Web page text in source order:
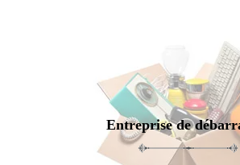
Entreprise de